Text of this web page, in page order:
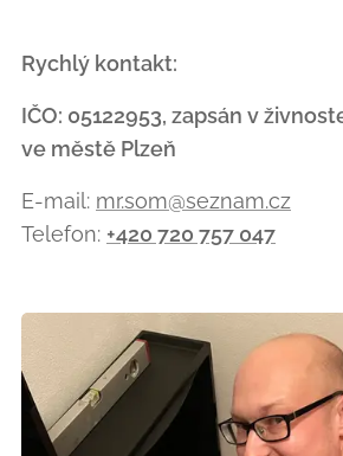
Rychlý kontakt:
IČO: 05122953, zapsán v
ve městě Plzeň
E-mail: mr.som@seznam.cz
Telefon: +420 720 757 047